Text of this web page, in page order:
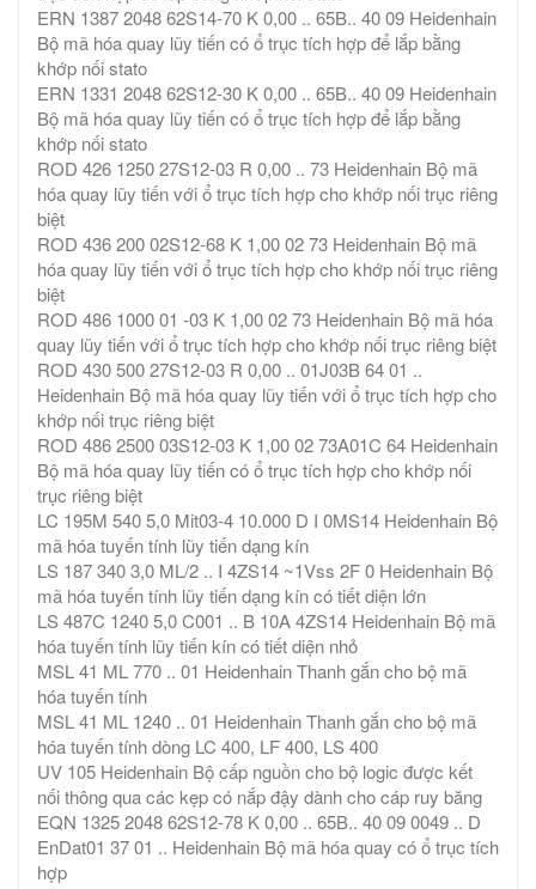
ERN 1387 2048 62S14-70 K 0,00 .. 65B.. 40 09 Heidenhain
Bộ mã hóa quay lũy tiến có ổ trục tích hợp để lắp bằng
khớp nối stato
ERN 1331 2048 62S12-30 K 0,00 .. 65B.. 40 09 Heidenhain
Bộ mã hóa quay lũy tiến có ổ trục tích hợp để lắp bằng
khớp nối stato
ROD 426 1250 27S12-03 R 0,00 .. 73 Heidenhain Bộ mã
hóa quay lũy tiến với ổ trục tích hợp cho khớp nối trục riêng
biệt
ROD 436 200 02S12-68 K 1,00 02 73 Heidenhain Bộ mã
hóa quay lũy tiến với ổ trục tích hợp cho khớp nối trục riêng
biệt
ROD 486 1000 01 -03 K 1,00 02 73 Heidenhain Bộ mã hóa
quay lũy tiến với ổ trục tích hợp cho khớp nối trục riêng biệt
ROD 430 500 27S12-03 R 0,00 .. 01J03B 64 01 ..
Heidenhain Bộ mã hóa quay lũy tiến với ổ trục tích hợp cho
khớp nối trục riêng biệt
ROD 486 2500 03S12-03 K 1,00 02 73A01C 64 Heidenhain
Bộ mã hóa quay lũy tiến có ổ trục tích hợp cho khớp nối
trục riêng biệt
LC 195M 540 5,0 Mit03-4 10.000 D I 0MS14 Heidenhain Bộ
mã hóa tuyến tính lũy tiến dạng kín
LS 187 340 3,0 ML/2 .. I 4ZS14 ~1Vss 2F 0 Heidenhain Bộ
mã hóa tuyến tính lũy tiến dạng kín có tiết diện lớn
LS 487C 1240 5,0 C001 .. B 10A 4ZS14 Heidenhain Bộ mã
hóa tuyến tính lũy tiến kín có tiết diện nhỏ
MSL 41 ML 770 .. 01 Heidenhain Thanh gắn cho bộ mã
hóa tuyến tính
MSL 41 ML 1240 .. 01 Heidenhain Thanh gắn cho bộ mã
hóa tuyến tính dòng LC 400, LF 400, LS 400
UV 105 Heidenhain Bộ cấp nguồn cho bộ logic được kết
nối thông qua các kẹp có nắp đậy dành cho cáp ruy băng
EQN 1325 2048 62S12-78 K 0,00 .. 65B.. 40 09 0049 .. D
EnDat01 37 01 .. Heidenhain Bộ mã hóa quay có ổ trục tích
hợp